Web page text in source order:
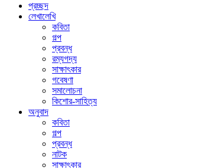
প্রচ্ছদ
লেখালেখি
কবিতা
গল্প
প্রবন্ধ
রম্যগদ্য
সাক্ষাৎকার
গবেষণা
সমালোচনা
কিশোর-সাহিত্য
অনুবাদ
কবিতা
গল্প
প্রবন্ধ
নাটক
সাক্ষাৎকার